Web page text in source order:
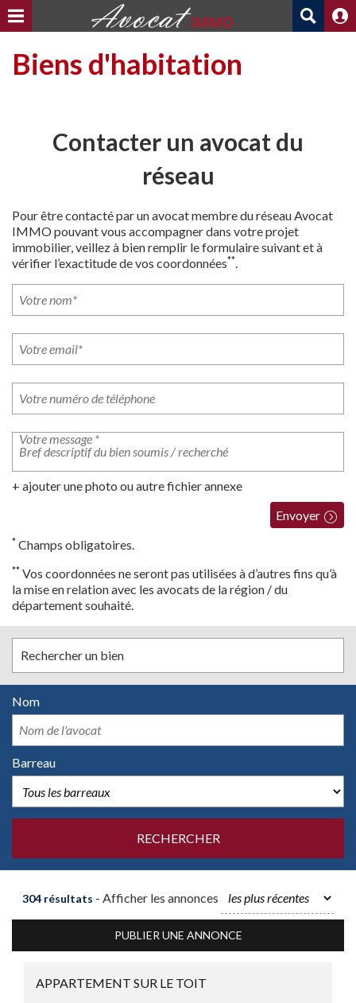
Biens d'habitation
Contacter un avocat du
réseau
Pour être contacté par un avocat membre du réseau Avocat
IMMO pouvant vous accompagner dans votre projet
immobilier, veillez à bien remplir le formulaire suivant et à
vérifier l’exactitude de vos coordonnées**.
+ ajouter une photo ou autre fichier annexe
Envoyer
* Champs obligatoires.
** Vos coordonnées ne seront pas utilisées à d’autres fins qu’à
la mise en relation avec les avocats de la région / du
département souhaité.
Rechercher un bien
Nom
Barreau
304 résultats - Afficher les annonces
PUBLIER UNE ANNONCE
APPARTEMENT SUR LE TOIT